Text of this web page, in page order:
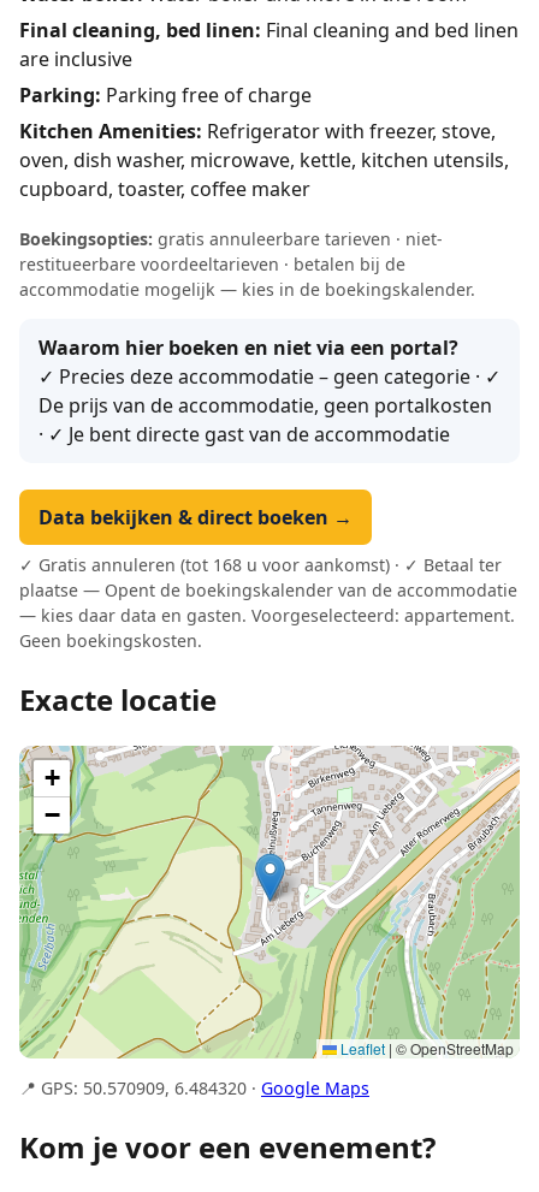
Final cleaning, bed linen: Final cleaning and bed linen
are inclusive
Parking: Parking free of charge
Kitchen Amenities: Refrigerator with freezer, stove,
oven, dish washer, microwave, kettle, kitchen utensils,
cupboard, toaster, coffee maker
Boekingsopties: gratis annuleerbare tarieven · niet-
restitueerbare voordeeltarieven · betalen bij de
accommodatie mogelijk — kies in de boekingskalender.
Waarom hier boeken en niet via een portal?
✓ Precies deze accommodatie – geen categorie · ✓
De prijs van de accommodatie, geen portalkosten
· ✓ Je bent directe gast van de accommodatie
Data bekijken & direct boeken →
✓ Gratis annuleren (tot 168 u voor aankomst) · ✓ Betaal ter
plaatse — Opent de boekingskalender van de accommodatie
— kies daar data en gasten. Voorgeselecteerd: appartement.
Geen boekingskosten.
Exacte locatie
+
−
Leaflet | © OpenStreetMap
📍 GPS: 50.570909, 6.484320 · Google Maps
Kom je voor een evenement?